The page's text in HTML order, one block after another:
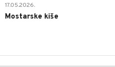
17.05.2026.
Mostarske kiše